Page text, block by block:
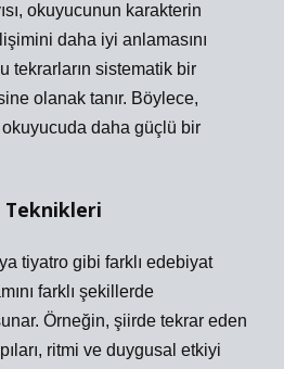
okuyucunun karakterin
daha iyi anlamasını
tekrarların sistematik bir
olanak tanır. Böylece,
daha güçlü bir
Teknikleri
tiyatro gibi farklı edebiyat
farklı şekillerde
Örneğin, şiirde tekrar eden
ritmi ve duygusal etkiyi